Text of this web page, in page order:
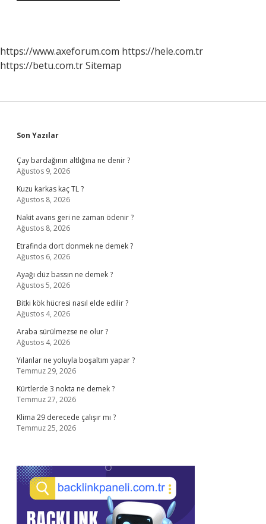
https://www.axeforum.com https://hele.com.tr
https://betu.com.trSitemap
Sidebar
Son Yazılar
Çay bardağının altlığına ne denir ?
Ağustos 9, 2026
Kuzu karkas kaç TL ?
Ağustos 8, 2026
Nakit avans geri ne zaman ödenir ?
Ağustos 8, 2026
Etrafinda dort donmek ne demek ?
Ağustos 6, 2026
Ayağı düz bassın ne demek ?
Ağustos 5, 2026
Bitki kök hücresi nasıl elde edilir ?
Ağustos 4, 2026
Araba sürülmezse ne olur ?
Ağustos 4, 2026
Yılanlar ne yoluyla boşaltım yapar ?
Temmuz 29, 2026
Kürtlerde 3 nokta ne demek ?
Temmuz 27, 2026
Klima 29 derecede çalışır mı ?
Temmuz 25, 2026